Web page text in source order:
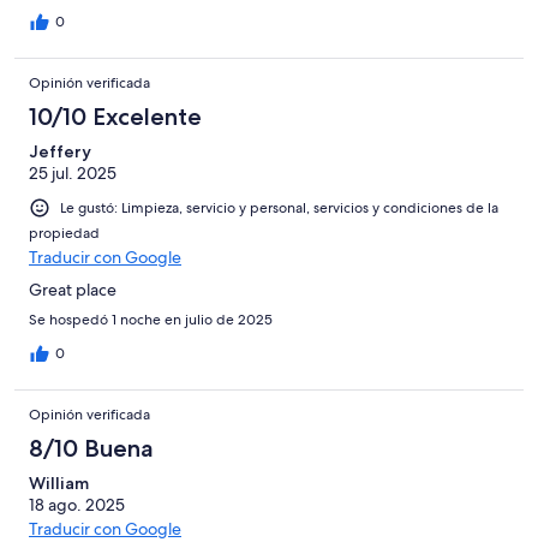
0
Opinión verificada
10/10 Excelente
Jeffery
25 jul. 2025
Le gustó: Limpieza, servicio y personal, servicios y condiciones de la
propiedad
Traducir con Google
Great place
Se hospedó 1 noche en julio de 2025
0
Opinión verificada
8/10 Buena
William
18 ago. 2025
Traducir con Google